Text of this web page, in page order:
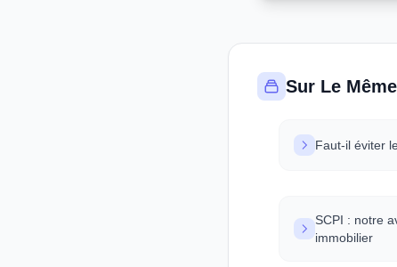
Sur Le
Faut-il éviter
SCPI : notre
immobilier